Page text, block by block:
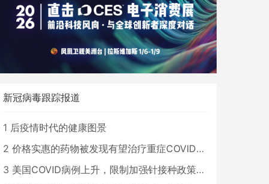
新冠病毒跟踪报道
1 后疫情时代的健康图景
2 价格实惠的药物被发现有望治疗重症COVID患者
3 美国COVID病例上升，限制加强针接种政策即将出台